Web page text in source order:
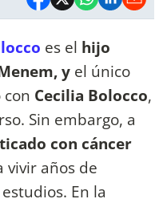
es el hijo
y el único
Cecilia Bolocco,
Sin embargo, a
con cáncer
vivir años de
En la